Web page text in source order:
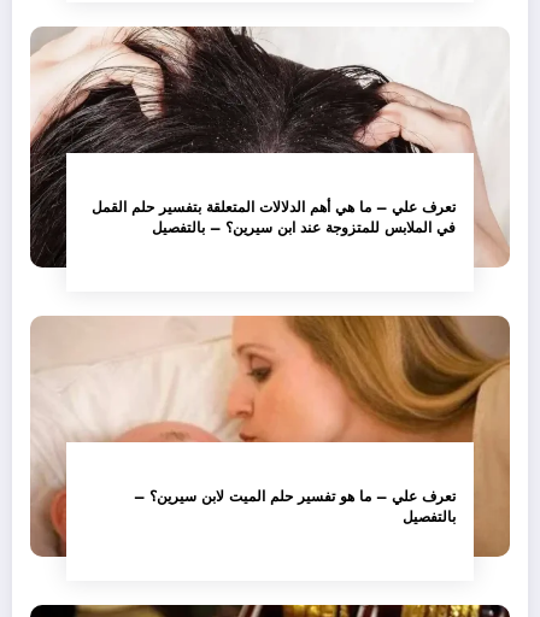
تعرف علي – ما هي أهم الدلالات المتعلقة بتفسير حلم القمل
في الملابس للمتزوجة عند ابن سيرين؟ – بالتفصيل
تعرف علي – ما هو تفسير حلم الميت لابن سيرين؟ –
بالتفصيل